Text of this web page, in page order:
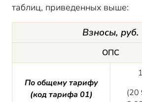
таблиц, приведенных выше:
Взносы, руб.
ОПС
По общему тарифу
(код тарифа 01)
(20